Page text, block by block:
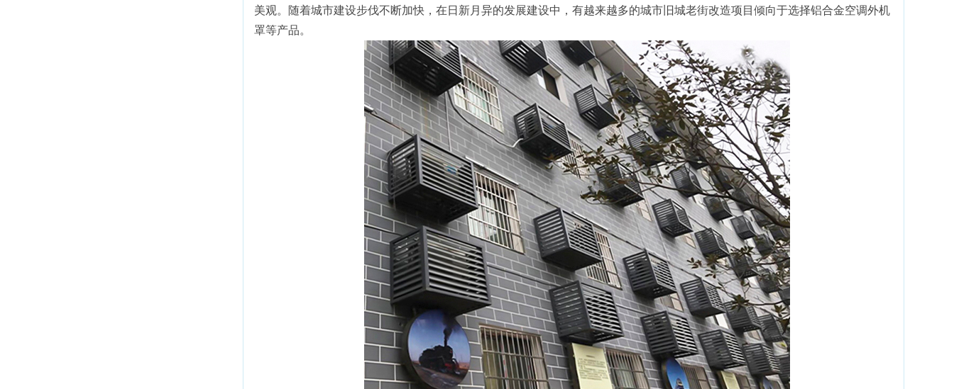
美观。随着城市建设步伐不断加快，在日新月异的发展建设中，有越来越多的城市旧城老街改造项目倾向于选择铝合金空调外机
罩等产品。